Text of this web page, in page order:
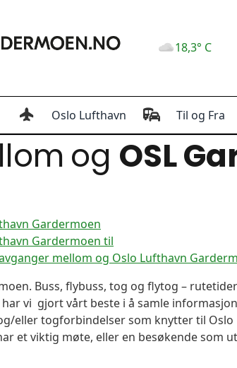
18,3° C
Oslo Lufthavn Til og Fra
og OSL
Gardermoen
Gardermoen til
mellom og Oslo Lufthavn
Buss, flybuss, tog og flytog –
vi gjort vårt beste i å samle
eller togforbindelser som knytter til
et viktig møte, eller en besøkende som